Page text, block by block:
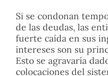
Si se condonan
de las deudas, las
fuerte caída en sus
intereses son su
Esto se agravaría
colocaciones del